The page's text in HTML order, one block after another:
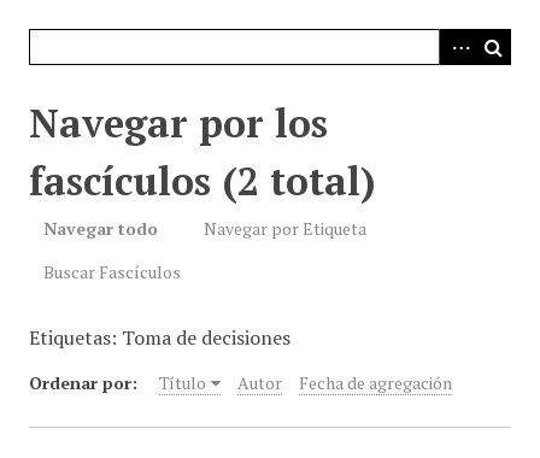
Navegar por los
fascículos (2 total)
Navegar todo
Navegar por Etiqueta
Buscar Fascículos
Etiquetas: Toma de decisiones
Ordenar por: Título Autor Fecha de agregación